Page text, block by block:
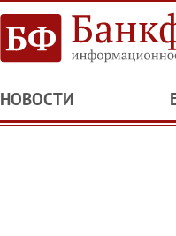
НОВОСТИ